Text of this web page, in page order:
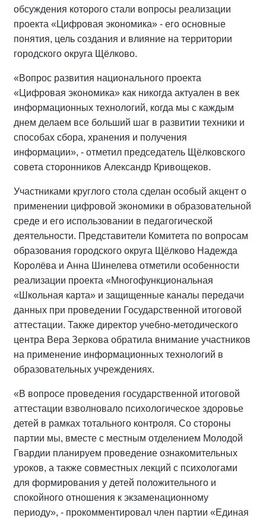
обсуждения которого стали вопросы реализации
проекта «Цифровая экономика» - его основные
понятия, цель создания и влияние на территории
городского округа Щёлково.
«Вопрос развития национального проекта
«Цифровая экономика» как никогда актуален в век
информационных технологий, когда мы с каждым
днем делаем все больший шаг в развитии техники и
способах сбора, хранения и получения
информации», - отметил председатель Щёлковского
совета сторонников Александр Кривощеков.
Участниками круглого стола сделан особый акцент о
применении цифровой экономики в образовательной
среде и его использовании в педагогической
деятельности. Представители Комитета по вопросам
образования городского округа Щёлково Надежда
Королёва и Анна Шинелева отметили особенности
реализации проекта «Многофункциональная
«Школьная карта» и защищенные каналы передачи
данных при проведении Государственной итоговой
аттестации. Также директор учебно-методического
центра Вера Зеркова обратила внимание участников
на применение информационных технологий в
образовательных учреждениях.
«В вопросе проведения государственной итоговой
аттестации взволновало психологическое здоровье
детей в рамках тотального контроля. Со стороны
партии мы, вместе с местным отделением Молодой
Гвардии планируем проведение ознакомительных
уроков, а также совместных лекций с психологами
для формирования у детей положительного и
спокойного отношения к экзаменационному
периоду», - прокомментировал член партии «Единая